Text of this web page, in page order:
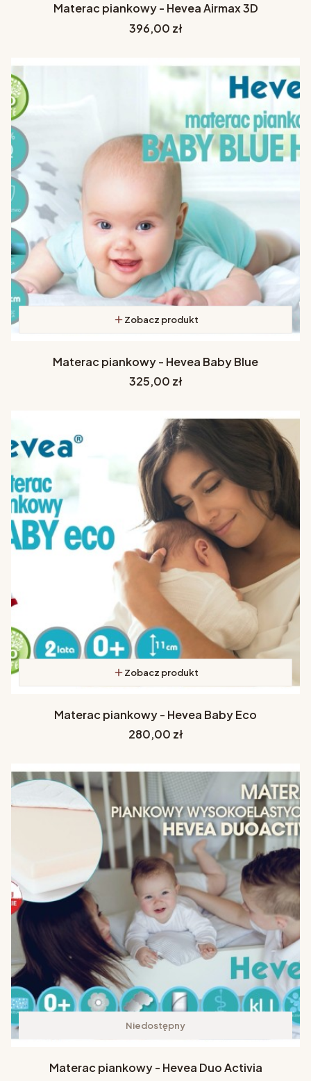
Materac piankowy - Hevea Airmax 3D
Cena
396,00 zł
Zobacz produkt
Materac piankowy - Hevea Baby Blue
Cena
325,00 zł
Zobacz produkt
Materac piankowy - Hevea Baby Eco
Cena
280,00 zł
Niedostępny
Materac piankowy - Hevea Duo Activia